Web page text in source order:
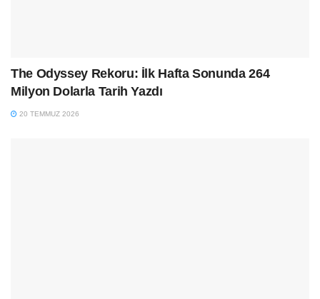
The Odyssey Rekoru: İlk Hafta Sonunda 264
Milyon Dolarla Tarih Yazdı
20 TEMMUZ 2026